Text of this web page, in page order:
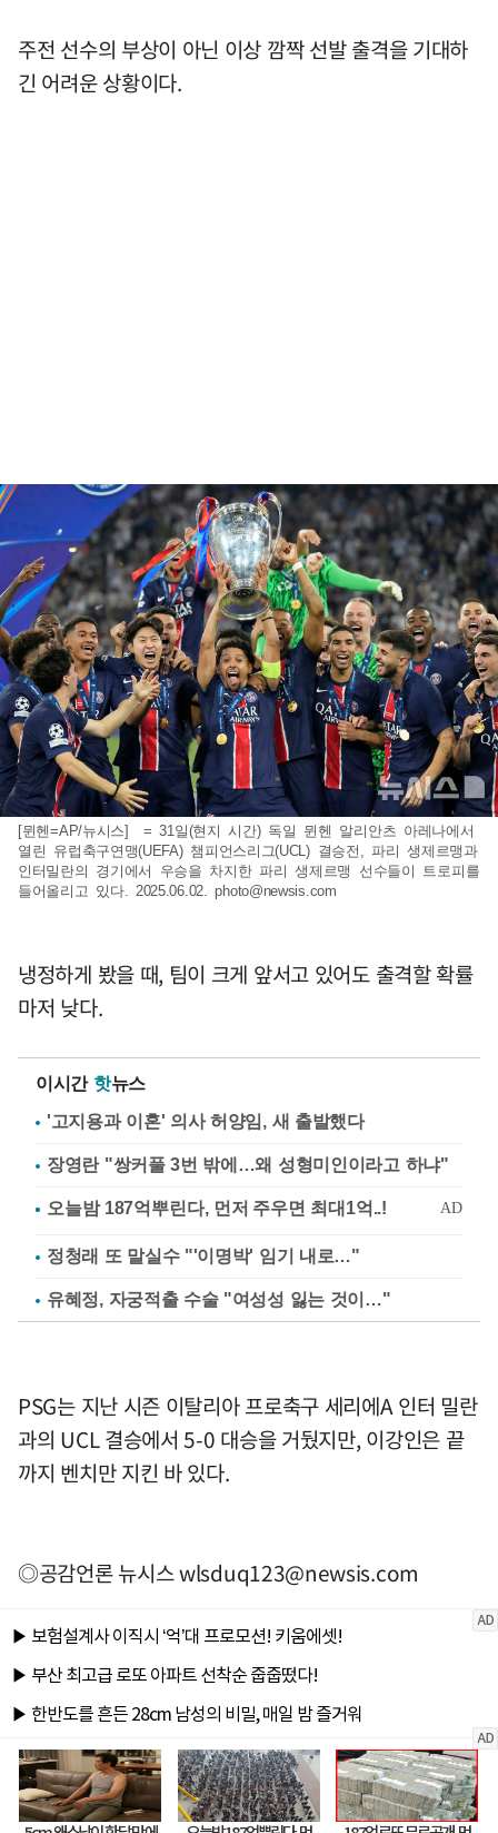
주전 선수의 부상이 아닌 이상 깜짝 선발 출격을 기대하
긴 어려운 상황이다.
[뮌헨=AP/뉴시스] = 31일(현지 시간) 독일 뮌헨 알리안츠 아레나에서
열린 유럽축구연맹(UEFA) 챔피언스리그(UCL) 결승전, 파리 생제르맹과
인터밀란의 경기에서 우승을 차지한 파리 생제르맹 선수들이 트로피를
들어올리고 있다. 2025.06.02.photo@newsis.com
냉정하게 봤을 때, 팀이 크게 앞서고 있어도 출격할 확률
마저 낮다.
이시간 핫뉴스
'고지용과 이혼' 의사 허양임, 새 출발했다
장영란 "쌍커풀 3번 밖에…왜 성형미인이라고 하냐"
정청래 또 말실수 "'이명박' 임기 내로…"
유혜정, 자궁적출 수술 "여성성 잃는 것이…"
PSG는 지난 시즌 이탈리아 프로축구 세리에A 인터 밀란
과의 UCL 결승에서 5-0 대승을 거뒀지만, 이강인은 끝
까지 벤치만 지킨 바 있다.
◎공감언론 뉴시스wlsduq123@newsis.com